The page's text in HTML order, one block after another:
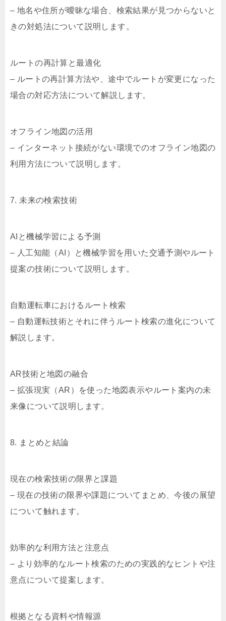
– 地名や住所が曖昧な場合、検索結果が見つからないと
きの対処法について説明します。
ルートの再計算と最適化
– ルートの再計算方法や、途中でルートが変更になった
場合の対応方法について解説します。
オフライン地図の活用
– インターネット接続がない環境でのオフライン地図の
利用方法について説明します。
7. 未来の検索技術
AIと機械学習による予測
– 人工知能（AI）と機械学習を用いた交通予測やルート
提案の技術について説明します。
自動運転車におけるルート検索
– 自動運転技術とそれに伴うルート検索の進化について
解説します。
AR技術と地図の融合
– 拡張現実（AR）を使った地図表示やルート案内の未
来像について説明します。
8. まとめと結論
現在の検索技術の限界と課題
– 現在の技術の限界や課題についてまとめ、今後の展望
について触れます。
効率的な利用方法と注意点
– より効率的なルート検索のための実践的なヒントや注
意点について提案します。
根拠となる資料や情報源